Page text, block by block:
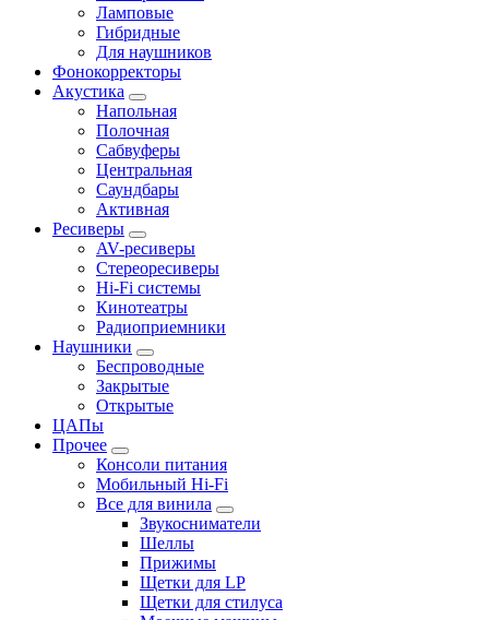
Ламповые
Гибридные
Для наушников
Фонокорректоры
Акустика
Напольная
Полочная
Сабвуферы
Центральная
Саундбары
Активная
Ресиверы
AV-ресиверы
Стереоресиверы
Hi-Fi системы
Кинотеатры
Радиоприемники
Наушники
Беспроводные
Закрытые
Открытые
ЦАПы
Прочее
Консоли питания
Мобильный Hi-Fi
Все для винила
Звукосниматели
Шеллы
Прижимы
Щетки для LP
Щетки для стилуса